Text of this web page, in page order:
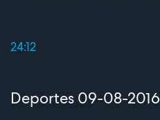
24:12
Deportes 09-08-2016